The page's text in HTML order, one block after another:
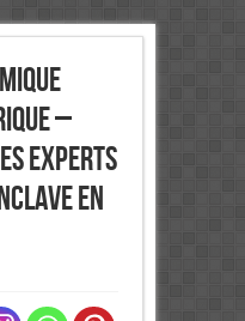
–
experts
en